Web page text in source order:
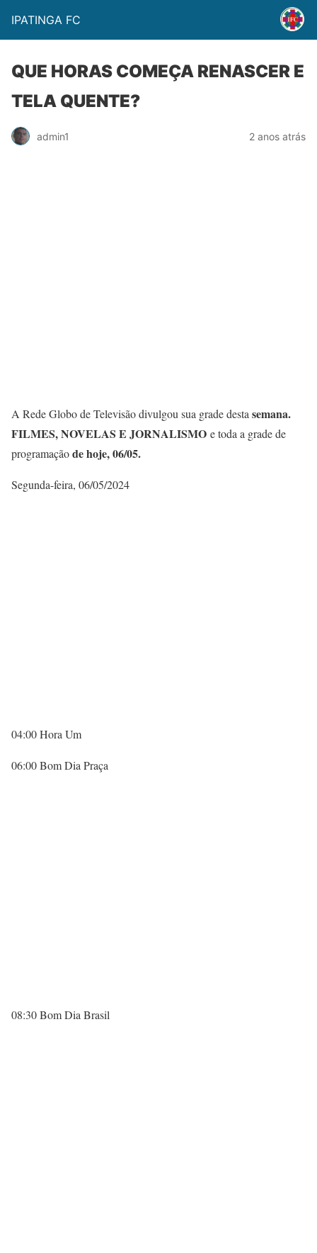
IPATINGA FC
QUE HORAS COMEÇA RENASCER E
TELA QUENTE?
admin1 2 anos atrás
A Rede Globo de Televisão divulgou sua grade desta semana.
FILMES, NOVELAS E JORNALISMO e toda a grade de
programaçãode hoje, 06/05.
Segunda-feira, 06/05/2024
04:00 Hora Um
06:00 Bom Dia Praça
08:30 Bom Dia Brasil